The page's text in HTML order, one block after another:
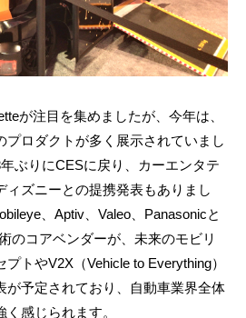
が注目を集めましたが、今年は、
プロダクトが多く展示されていまし
ぶりにCESに戻り、カーエンタテ
ィズニーとの提携発表もありまし
、Aptiv、Valeo、Panasonicと
のコアベンダーが、未来のモビリ
トやV2X（Vehicle to Everything）
が予定されており、自動車業界全体
感じられます。